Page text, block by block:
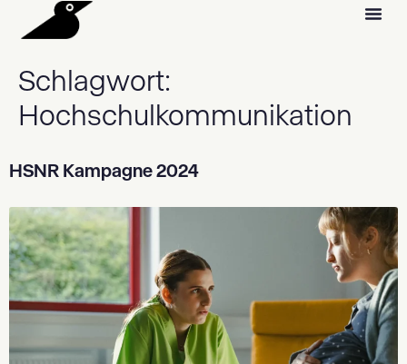
Schlagwort:
Hochschulkommunikation
HSNR Kampagne 2024